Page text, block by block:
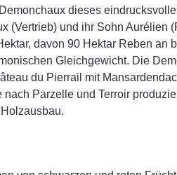
dieses
(Vertrieb) und ihr Sohn
davon 90 Hektar Reben an
Gleichgewicht. Die
du Pierrail mit
nach Parzelle und Terroir